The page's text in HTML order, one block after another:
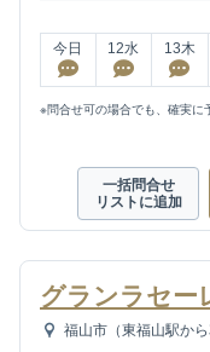
今日 12水 13木
※問合せ可の場合でも、確実に
一括問合せ
リストに追加
グランラセー
福山市（東福山駅から